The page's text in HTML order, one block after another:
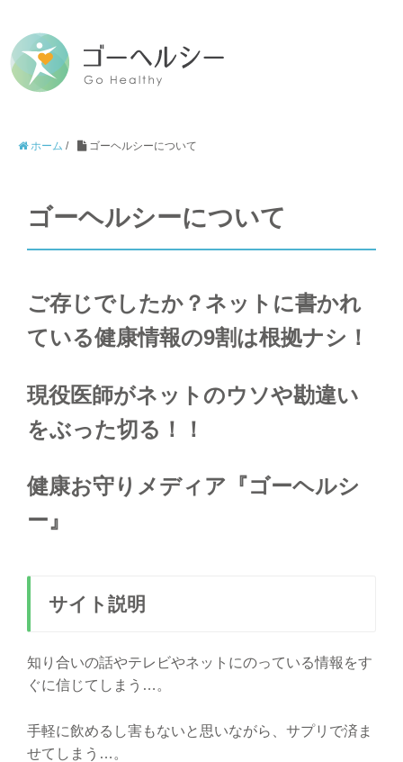
ホーム / ゴーヘルシーについて
ゴーヘルシーについて
ご存じでしたか？ネットに書かれ
ている健康情報の9割は根拠ナシ！
現役医師がネットのウソや勘違い
をぶった切る！！
健康お守りメディア『ゴーヘルシ
ー』
サイト説明
知り合いの話やテレビやネットにのっている情報をす
ぐに信じてしまう…。
手軽に飲めるし害もないと思いながら、サプリで済ま
せてしまう…。